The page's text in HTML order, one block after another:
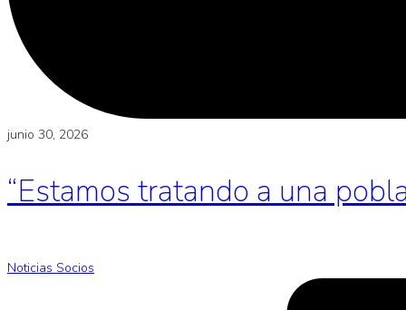
junio 30, 2026
“Estamos tratando a una
Noticias Socios